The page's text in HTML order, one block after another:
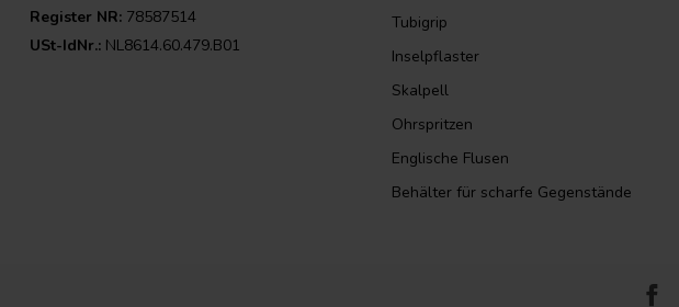
Register NR: 78587514
USt-IdNr.: NL8614.60.479.B01
Tubigrip
Inselpflaster
Skalpell
Ohrspritzen
Englische Flusen
Behälter für scharfe Gegenstände